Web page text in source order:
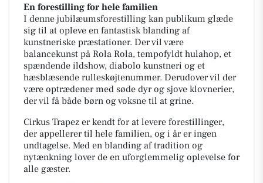
En forestilling for hele familien
I denne jubilæumsforestilling kan publikum glæde
sig til at opleve en fantastisk blanding af
kunstneriske præstationer. Der vil være
balancekunst på Rola Rola, tempofyldt hulahop, et
spændende ildshow, diabolo kunstneri og et
hæsblæsende rulleskøjtenummer. Derudover vil der
være optrædener med søde dyr og sjove klovnerier,
der vil få både børn og voksne til at grine.
Cirkus Trapez er kendt for at levere forestillinger,
der appellerer til hele familien, og i år er ingen
undtagelse. Med en blanding af tradition og
nytænkning lover de en uforglemmelig oplevelse for
alle gæster.